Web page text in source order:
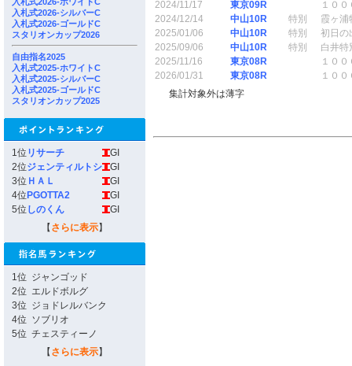
入札式2026-シルバーC
入札式2026-ゴールドC
スタリオンカップ2026
自由指名2025
入札式2025-ホワイトC
入札式2025-シルバーC
入札式2025-ゴールドC
スタリオンカップ2025
1位 リサーチ
GI
2位ジェンティルトシ
GI
3位 ＨＡＬ
GI
4位 PGOTTA2
GI
5位 しのくん
GI
【 さらに表示】
1位 ジャンゴッド
2位 エルドボルグ
3位 ジョドレルバンク
4位 ソブリオ
5位 チェスティーノ
【 さらに表示】
2024/11/17
東京09R
１０
2024/12/14
中山10R 特別
霞ヶ浦
2025/01/06
中山10R 特別
初日の
2025/09/06
中山10R 特別
白井特
2025/11/16
東京08R
１０
2026/01/31
東京08R
１０
集計対象外は薄字